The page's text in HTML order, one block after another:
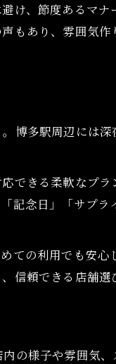
け、節度あるマナ
もあり、雰囲気作
博多駅周辺には
できる柔軟なプラ
記念日」「サプラ
ての利用でも安心
頼できる店舗選
の様子や雰囲気